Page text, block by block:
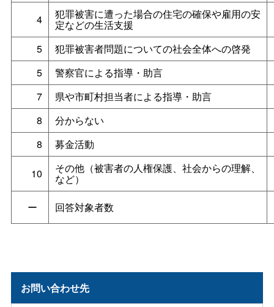
4 犯罪被害に遭った場合の住宅の確保や雇用の安
定などの生活支援
5
犯罪被害者問題についての社会全体への啓発
5
警察官による指導・助言
7
県や市町村担当者による指導・助言
8
分からない
8
募金活動
10 その他（被害者の人権保護、社会からの理解、
など）
ー
回答対象者数
お問い合わせ先